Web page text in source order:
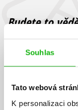
Souhlas
Tato webová
K personalizaci
Budete to
Zajímá Vás, jaký knižní
sleva, jaká běží soutěž
mailová
adresa
mailová
adresa
Vaše e-mailová